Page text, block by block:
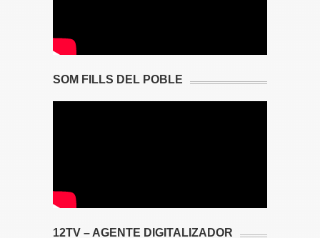
SOM FILLS DEL POBLE
12TV – AGENTE DIGITALIZADOR